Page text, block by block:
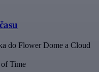
do Flower Dome a Cloud
Time